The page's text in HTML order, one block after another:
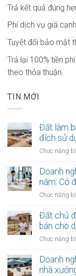
Trả kết quả đúng
Phí dịch vụ giá
Tuyệt đối bảo mật
Trả lại 100% tiền
theo thỏa thuận.
TIN MỚI
Đất làm
đích sử
Chức năng
Doanh
năm: Có
Chức năng
Đất chủ
bán cho
Chức năng
Doanh
nhà